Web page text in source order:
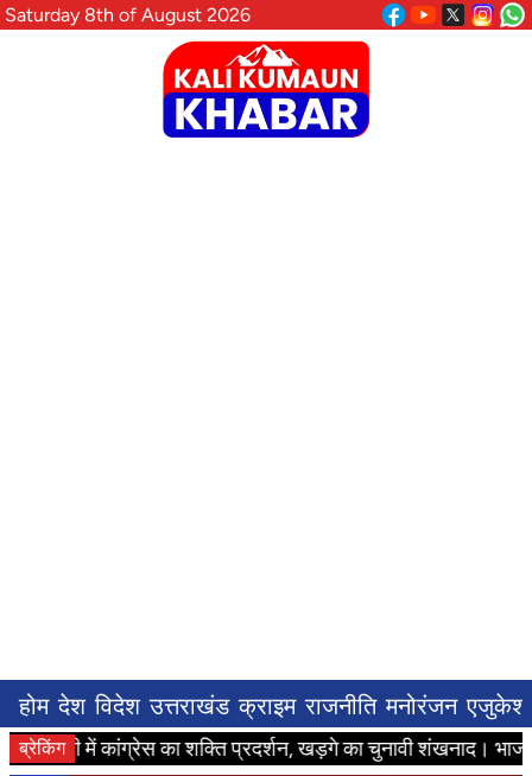
Saturday 8th of August 2026
होम देश विदेश उत्तराखंड क्राइम राजनीति मनोरंजन
ब्रेकिंगमें कांग्रेस का शक्ति प्रदर्शन, खड़गे का चुनावी शंखनाद। भाजपा पर